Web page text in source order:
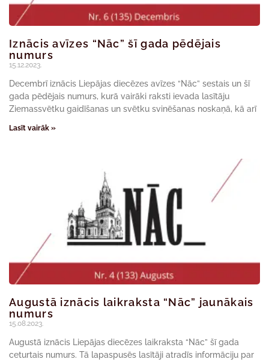
Iznācis avīzes “Nāc” šī gada pēdējais
numurs
15.12.2023.
Decembrī iznācis Liepājas diecēzes avīzes “Nāc” sestais un šī
gada pēdējais numurs, kurā vairāki raksti ievada lasītāju
Ziemassvētku gaidīšanas un svētku svinēšanas noskaņā, kā arī
Lasīt vairāk »
Augustā iznācis laikraksta “Nāc” jaunākais
numurs
15.08.2023.
Augustā iznācis Liepājas diecēzes laikraksta “Nāc” šī gada
ceturtais numurs. Tā lapaspusēs lasītāji atradīs informāciju par